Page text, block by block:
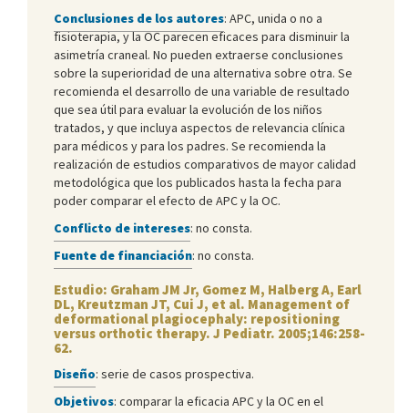
Conclusiones de los autores: APC, unida o no a
fisioterapia, y la OC parecen eficaces para disminuir la
asimetría craneal. No pueden extraerse conclusiones
sobre la superioridad de una alternativa sobre otra. Se
recomienda el desarrollo de una variable de resultado
que sea útil para evaluar la evolución de los niños
tratados, y que incluya aspectos de relevancia clínica
para médicos y para los padres. Se recomienda la
realización de estudios comparativos de mayor calidad
metodológica que los publicados hasta la fecha para
poder comparar el efecto de APC y la OC.
Conflicto de intereses: no consta.
Fuente de financiación: no consta.
Estudio: Graham JM Jr, Gomez M, Halberg A, Earl
DL, Kreutzman JT, Cui J, et al. Management of
deformational plagiocephaly: repositioning
versus orthotic therapy. J Pediatr. 2005;146:258-
62.
Diseño: serie de casos prospectiva.
Objetivos: comparar la eficacia APC y la OC en el